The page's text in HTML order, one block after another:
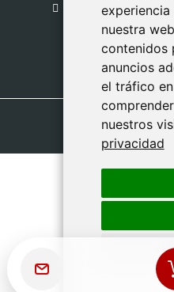
nuestra
contenidos
anuncios
el tráfico
nuestros
privacidad
nuestra
contenidos
anuncios
el tráfico
nuestros
privacidad
Lunes a Viernes
09:00 - 13:00